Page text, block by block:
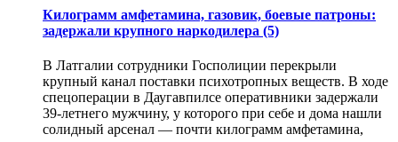
Килограмм амфетамина, газовик, боевые патроны:
задержали крупного наркодилера (5)
В Латгалии сотрудники Госполиции перекрыли
крупный канал поставки психотропных веществ. В ходе
спецоперации в Даугавпилсе оперативники задержали
39-летнего мужчину, у которого при себе и дома нашли
солидный арсенал — почти килограмм амфетамина,